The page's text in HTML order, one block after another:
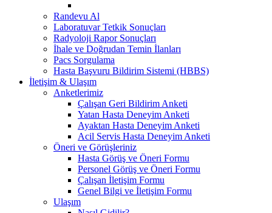
Randevu Al
Laboratuvar Tetkik Sonuçları
Radyoloji Rapor Sonuçları
İhale ve Doğrudan Temin İlanları
Pacs Sorgulama
Hasta Başvuru Bildirim Sistemi (HBBS)
İletişim & Ulaşım
Anketlerimiz
Çalışan Geri Bildirim Anketi
Yatan Hasta Deneyim Anketi
Ayaktan Hasta Deneyim Anketi
Acil Servis Hasta Deneyim Anketi
Öneri ve Görüşleriniz
Hasta Görüş ve Öneri Formu
Personel Görüş ve Öneri Formu
Çalışan İletişim Formu
Genel Bilgi ve İletişim Formu
Ulaşım